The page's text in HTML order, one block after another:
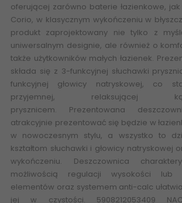
oferującej zarówno baterie łazienkowe,
Corio, w klasycznym wykończeniu w
produkt zaprojektowany nie tylko z
uniwersalnym designie, ale również o
także użytkowników małych łazienek.
składa się z 3-funkcyjnej słuchawki
funkcyjnej głowicy natryskowej, co
przyjemnej, relaksującej
prysznicem. Prezentowana
atrakcyjnie prezentować się będzie w
w nowoczesnym stylu, a wszystko to
kształtom słuchawki i głowicy natryskowej
wykończeniu. Deszczownica
możliwością regulacji wysokości lub
elementów oraz systemem anti-calc
jej w czystości. 5908212053409